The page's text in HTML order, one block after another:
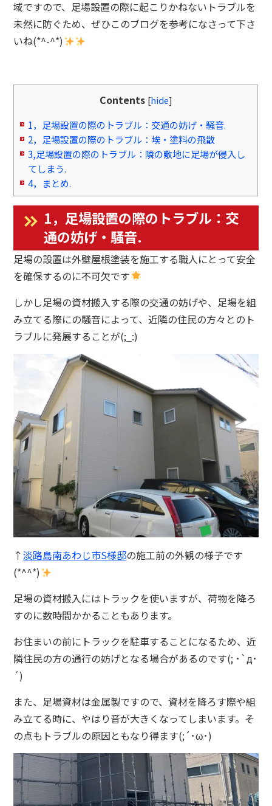
域ですので、足場設置の際に起こりかねないトラブルを
未然に防ぐため、ぜひこのブログを参考になさって下さ
いね(*^-^*)
Contents [hide]
1，足場設置の際のトラブル：交通の妨げ・騒音.
2，足場設置の際のトラブル：埃・塗料の飛散
3,足場設置の際のトラブル：隣の敷地に足場が侵入し
てしまう.
4，まとめ.
1，足場設置の際のトラブル：交
通の妨げ・騒音.
足場の設置は外壁屋根塗装を施工する職人にとって安全
を確保するのに不可欠です
しかし足場の資材搬入する際の交通の妨げや、足場を組
み立てる際にの騒音によって、近隣の住民の方々とのト
ラブルに発展することが(;_:)
↑淡路島南あわじ市S様邸の施工前の外観の様子です
(*^^*)
足場の資材搬入にはトラックを使いますが、荷物を降ろ
すのに数時間かかることもあります。
お住まいの前にトラックを駐車することになるため、近
隣住民の方の通行の妨げとなる場合があるのです(; ･`д･
´)
また、足場資材は金属製ですので、資材を降ろす際や組
み立てる時に、やはり音が大きくなってしまいます。そ
の点もトラブルの原因ともなり得ます(;´･ω･)